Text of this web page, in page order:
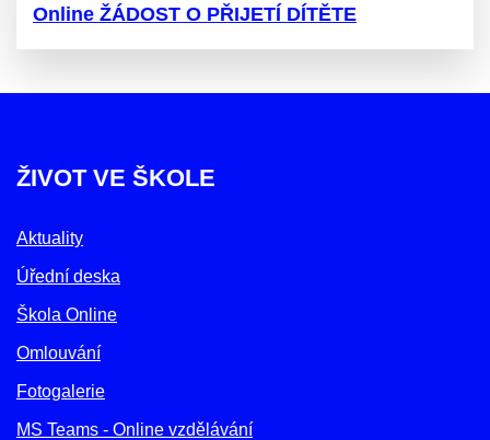
Online ŽÁDOST O PŘIJETÍ DÍTĚTE
ŽIVOT VE ŠKOLE
Aktuality
Úřední deska
Škola Online
Omlouvání
Fotogalerie
MS Teams - Online vzdělávání